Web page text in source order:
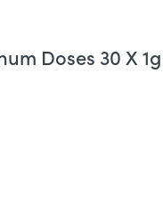
Doses 30 X